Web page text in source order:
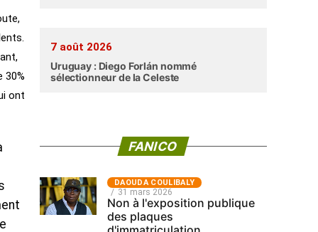
30%
ont
7 août 2026
Uruguay : Diego Forlán nommé
sélectionneur de la Celeste
FANICO
‎DAOUDA COULIBALY
31 mars 2026
Non à l'exposition publique
des plaques